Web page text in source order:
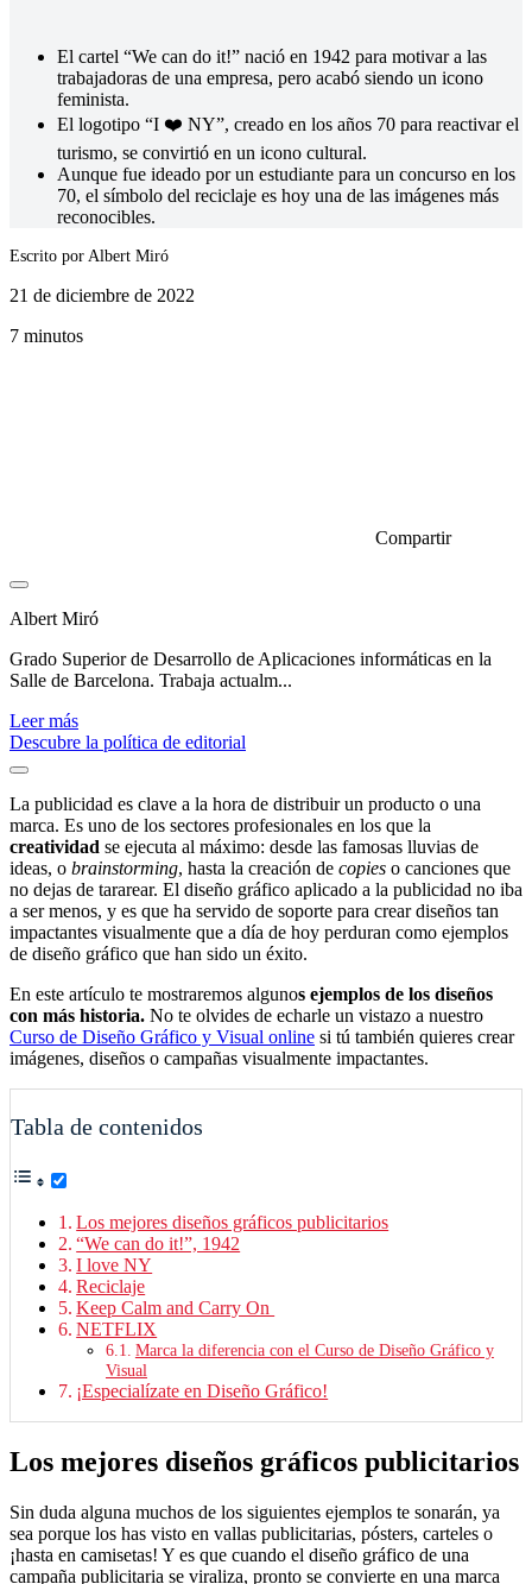
El cartel “We can do it!” nació en 1942 para motivar a las
trabajadoras de una empresa, pero acabó siendo un icono
feminista.
El logotipo “I ❤️ NY”, creado en los años 70 para reactivar el
turismo, se convirtió en un icono cultural.
Aunque fue ideado por un estudiante para un concurso en los
70, el símbolo del reciclaje es hoy una de las imágenes más
reconocibles.
Escrito por Albert Miró
21 de diciembre de 2022
7 minutos
Compartir
Albert Miró
Grado Superior de Desarrollo de Aplicaciones informáticas en la
Salle de Barcelona. Trabaja actualm...
Leer más
Descubre la política de editorial
La publicidad es clave a la hora de distribuir un producto o una
marca. Es uno de los sectores profesionales en los que la
creatividad se ejecuta al máximo: desde las famosas lluvias de
ideas, o brainstorming, hasta la creación de copies o canciones que
no dejas de tararear. El diseño gráfico aplicado a la publicidad no iba
a ser menos, y es que ha servido de soporte para crear diseños tan
impactantes visualmente que a día de hoy perduran como ejemplos
de diseño gráfico que han sido un éxito.
En este artículo te mostraremos algunos ejemplos de los diseños
con más historia. No te olvides de echarle un vistazo a nuestro
Curso de Diseño Gráfico y Visual online si tú también quieres crear
imágenes, diseños o campañas visualmente impactantes.
Tabla de contenidos
Los mejores diseños gráficos publicitarios
“We can do it!”, 1942
I love NY
Reciclaje
Keep Calm and Carry On
NETFLIX
Marca la diferencia con el Curso de Diseño Gráfico y
Visual
¡Especialízate en Diseño Gráfico!
Los mejores diseños gráficos publicitarios
Sin duda alguna muchos de los siguientes ejemplos te sonarán, ya
sea porque los has visto en vallas publicitarias, pósters, carteles o
¡hasta en camisetas! Y es que cuando el diseño gráfico de una
campaña publicitaria se viraliza, pronto se convierte en una marca